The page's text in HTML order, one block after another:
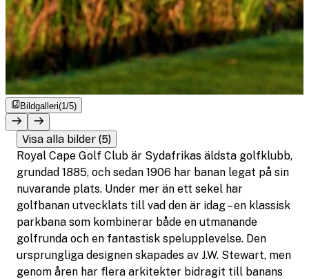
Bildgalleri(1/5)
Visa alla bilder (5)
Royal Cape Golf Club är Sydafrikas äldsta golfklubb,
grundad 1885, och sedan 1906 har banan legat på sin
nuvarande plats. Under mer än ett sekel har
golfbanan utvecklats till vad den är idag – en klassisk
parkbana som kombinerar både en utmanande
golfrunda och en fantastisk spelupplevelse. Den
ursprungliga designen skapades av J.W. Stewart, men
genom åren har flera arkitekter bidragit till banans